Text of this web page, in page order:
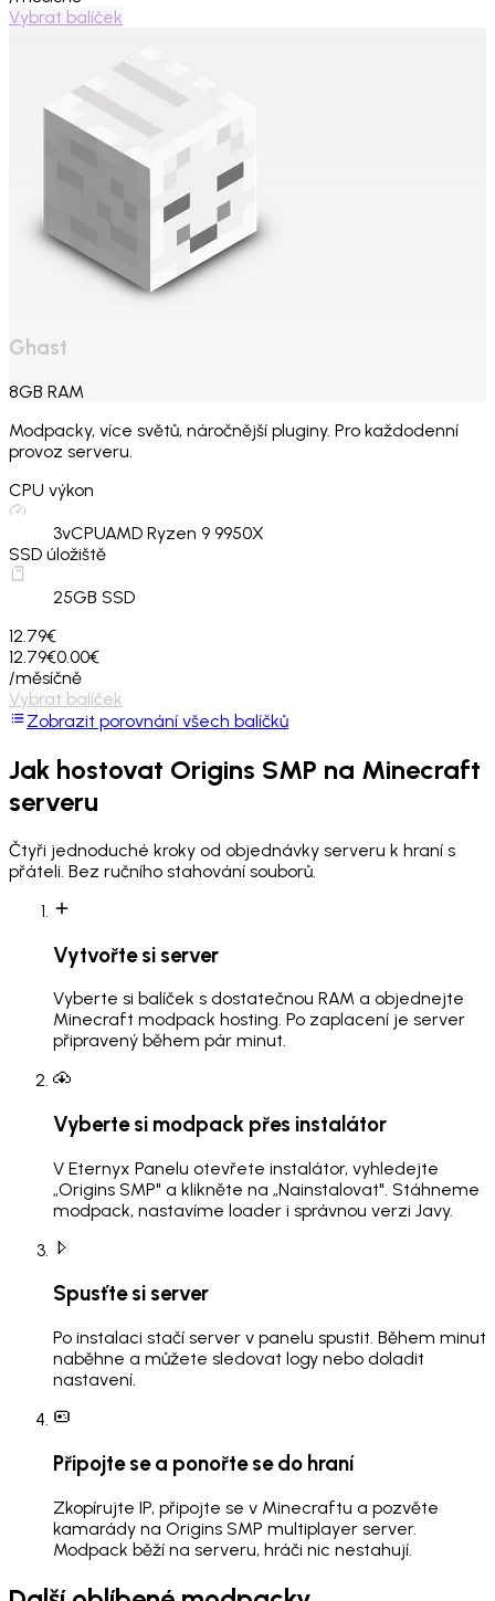
Vybrat balíček
Ghast
8GB RAM
Modpacky, více světů, náročnější pluginy. Pro každodenní
provoz serveru.
CPU výkon
3vCPUAMD Ryzen 9 9950X
SSD úložiště
25GB SSD
12.79€
12.79€0.00€
/měsíčně
Vybrat balíček
Zobrazit porovnání všech balíčků
Jak hostovat Origins SMP na Minecraft
serveru
Čtyři jednoduché kroky od objednávky serveru k hraní s
přáteli. Bez ručního stahování souborů.
Vytvořte si server
Vyberte si balíček s dostatečnou RAM a objednejte
Minecraft modpack hosting. Po zaplacení je server
připravený během pár minut.
Vyberte si modpack přes instalátor
V Eternyx Panelu otevřete instalátor, vyhledejte
„Origins SMP" a klikněte na „Nainstalovat". Stáhneme
modpack, nastavíme loader i správnou verzi Javy.
Spusťte si server
Po instalaci stačí server v panelu spustit. Během minut
naběhne a můžete sledovat logy nebo doladit
nastavení.
Připojte se a ponořte se do hraní
Zkopírujte IP, připojte se v Minecraftu a pozvěte
kamarády na Origins SMP multiplayer server.
Modpack běží na serveru, hráči nic nestahují.